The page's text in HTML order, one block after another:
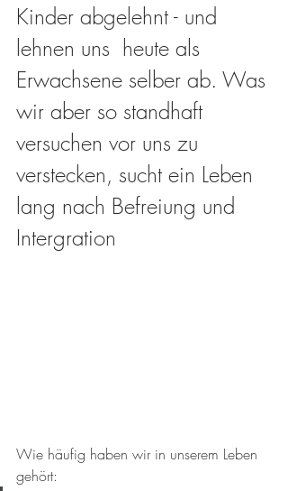
Kinder abgelehnt - und
lehnen uns  heute als
Erwachsene selber ab. Was
wir aber so standhaft
versuchen vor uns zu
verstecken, sucht ein Leben
lang nach Befreiung und
Intergration
Wie häufig haben wir in unserem Leben
gehört: